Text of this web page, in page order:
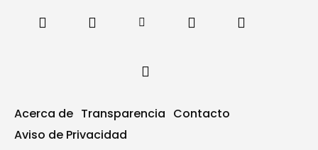
Acerca de Transparencia Contacto
Aviso de Privacidad